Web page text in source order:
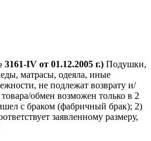
IV от 01.12.2005 г.) Подушки,
матрасы, одеяла, иные
не подлежат возврату и/
обмен возможен только в 2
с браком (фабричный брак); 2)
заявленному размеру,